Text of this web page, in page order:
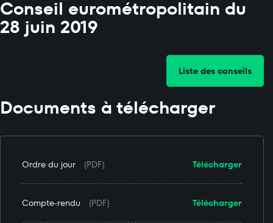
Conseil eurométropolitain du
28 juin 2019
Liste des conseils
Documents à télécharger
Télécharger
Ordre du jour (PDF)
Télécharger
Compte-rendu (PDF)